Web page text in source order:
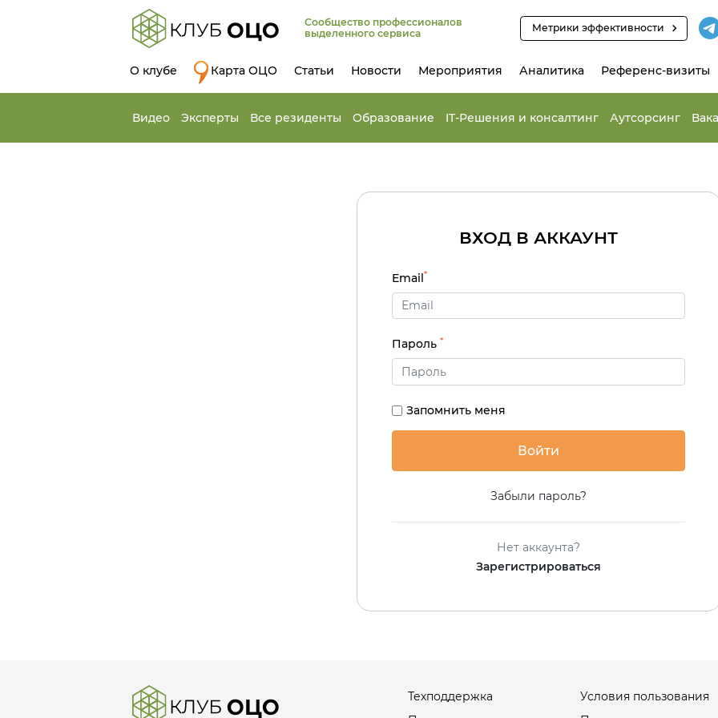
Сообщество профессионалов
выделенного сервиса
Метрики эффективности
О клубе Карта ОЦО Статьи Новости Мероприятия Аналитика Референс-визиты
Видео Эксперты Все резиденты Образование IT-Решения и консалтинг Аутсорсинг
ВХОД В АККАУНТ
Email*
Пароль*
Запомнить меня
Забыли пароль?
Нет аккаунта?
Зарегистрироваться
Техподдержка
Условия пользования